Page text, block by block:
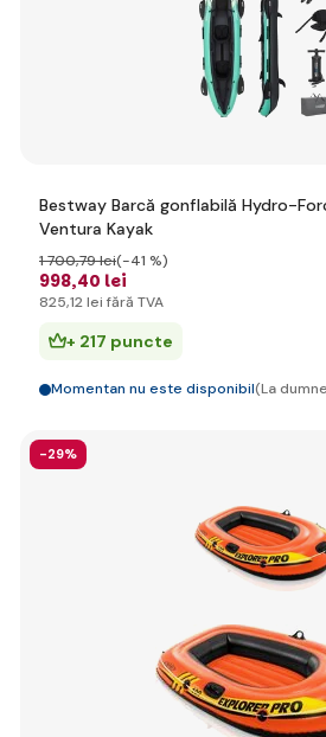
Bestway Barcă gonflabilă Hydro-
Ventura Kayak
998,40 lei
1 700,79 lei(-41 %)
825,12 lei fără TVA
+ 217 puncte
Momentan nu este disponibil(La
-29%